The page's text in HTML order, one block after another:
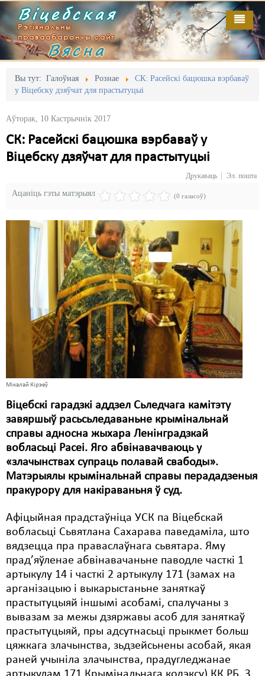
Віцебская
Рэгіянальны
праваабарончы сайт
Вясна
Вы тут: Галоўная Рознае
СК: Расейскі бацюшка вэрбаваў
у Віцебску дзяўчат для прастытуцыі
Аўторак, 10 Кастрычнік 2017
СК: Расейскі бацюшка вэрбаваў у
Віцебску дзяўчат для прастытуцыі
Друкаваць Эл. пошта
Ацаніць гэты матэрыял (0 галасоў)
Мікалай Кірэеў
Віцебскі гарадзкі аддзел Сьледчага камітэту
завяршыў расьсьледаваньне крымінальнай
справы адносна жыхара Ленінградзкай
вобласьці Расеі. Яго абвінавачваюць у
«злачынствах супраць полавай свабоды».
Матэрыялы крымінальнай справы перададзеныя
пракурору для накіраваньня ў суд.
Афіцыйная прадстаўніца УСК па Віцебскай
вобласьці Сьвятлана Сахарава паведаміла, што
вядзецца пра праваслаўнага сьвятара. Яму
прад’яўленае абвінавачаньне паводле часткі 1
артыкулу 14 і часткі 2 артыкулу 171 (замах на
арганізацыю і выкарыстаньне заняткаў
прастытуцыяй іншымі асобамі, спалучаны з
вывазам за межы дзяржавы асоб для заняткаў
прастытуцыяй, пры адсутнасьці прыкмет больш
цяжкага злачынства, зьдзейсьнены асобай, якая
раней учыніла злачынства, прадугледжанае
Галоўная
Адміністрацыйны перасьлед
Безбар'ернае асяродзьдзе
Дзяржава
Дыскрымінацыя
Затрыманьні
Карная псыхіятрыя
КПЧ ААН
Культурныя правы
Мігранты
Мірныя сходы
Палітвязьні
Праваабаронцы
Правы дзіцяці
Пэнітэнцыярная сыстэма
Рознае
Свабода слова
Свабода сумленьня
Сьмяротнае пакараньне
Экалёгія
Правы працоўных
Выданьні
Кантакт